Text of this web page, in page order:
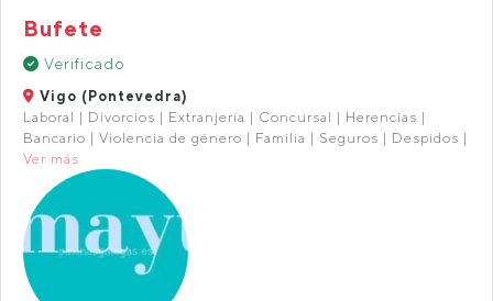
Bufete
Verificado
Vigo (Pontevedra)
Laboral | Divorcios | Extranjería | Concursal | Herencias |
Bancario | Violencia de género | Familia | Seguros | Despidos |
Ver más